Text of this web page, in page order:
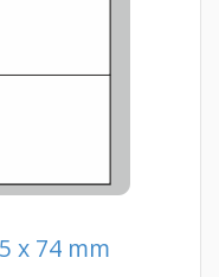
x 74 mm